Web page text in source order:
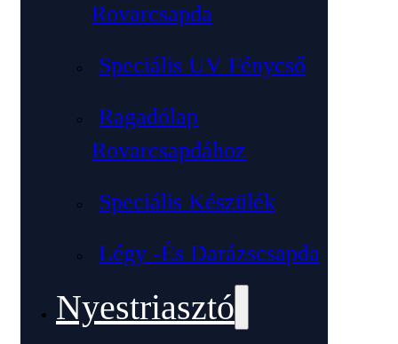
Rovarcsapda
Speciális UV Fénycső
Ragadólap
Rovarcsapdához
Speciális Készülék
Légy -és Darázscsapda
Nyestriasztó